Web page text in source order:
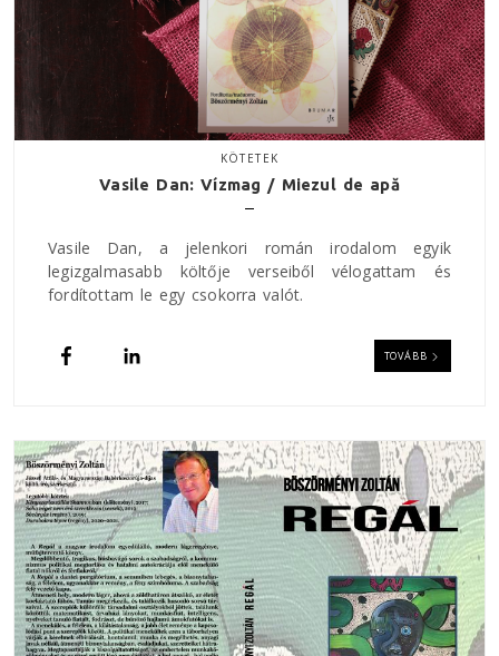
KÖTETEK
Vasile Dan: Vízmag / Miezul de apă
Vasile Dan, a jelenkori román irodalom egyik
legizgalmasabb költője verseiből vélogattam és
fordítottam le egy csokorra valót.
TOVÁBB